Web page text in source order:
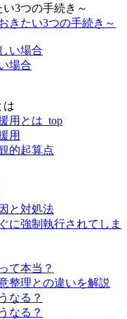
3つの手続き～
きたい3つの手続き～
い場合
場合
は
用とは_top
用
的起算点
と対処法
に強制執行されてしま
て本当？
整理との違いを解説
なる？
なる？